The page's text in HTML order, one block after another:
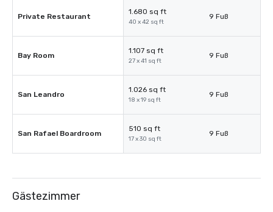
Private Restaurant
1.680 sq ft
40 x 42 sq ft
9 Fuß
Bay Room
1.107 sq ft
27 x 41 sq ft
9 Fuß
San Leandro
1.026 sq ft
18 x 19 sq ft
9 Fuß
San Rafael Boardroom
510 sq ft
17 x 30 sq ft
9 Fuß
Gästezimmer